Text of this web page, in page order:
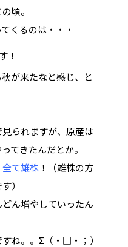
頃。
くるのは・・・
！
が来たなと感じ、と
られますが、原産は
てきたんだとか。
全て雄株！（雄株の方
）
ん増やしていったん
ね。。Σ（・□・；）